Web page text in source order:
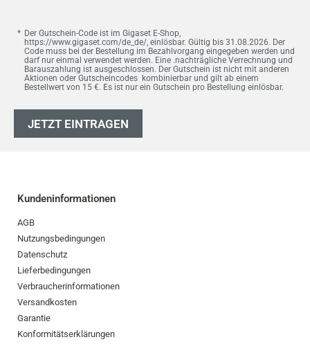
Der Gutschein-Code ist im Gigaset E-Shop,
https://www.gigaset.com/de_de/, einlösbar. Gültig bis 31.08.2026. Der
Code muss bei der Bestellung im Bezahlvorgang eingegeben werden und
darf nur einmal verwendet werden. Eine .nachträgliche Verrechnung und
Barauszahlung ist ausgeschlossen. Der Gutschein ist nicht mit anderen
Aktionen oder Gutscheincodes kombinierbar und gilt ab einem
Bestellwert von 15 €. Es ist nur ein Gutschein pro Bestellung einlösbar.
JETZT EINTRAGEN
Kundeninformationen
AGB
Nutzungsbedingungen
Datenschutz
Lieferbedingungen
Verbraucherinformationen
Versandkosten
Garantie
Konformitätserklärungen